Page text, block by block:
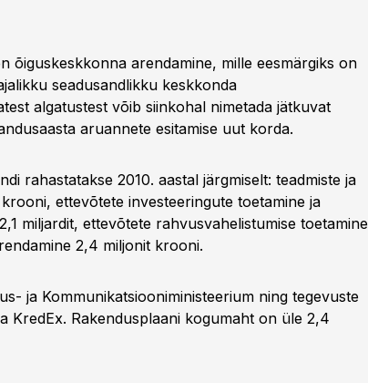
õiguskeskkonna arendamine, mille eesmärgiks on
seadusandlikku keskkonda
algatustest võib siinkohal nimetada jätkuvat
aruannete esitamise uut korda.
rahastatakse 2010. aastal järgmiselt: teadmiste ja
ettevõtete investeeringute toetamine ja
miljardit, ettevõtete rahvusvahelistumise toetamine
2,4 miljonit krooni.
ja Kommunikatsiooniministeerium ning tegevuste
KredEx. Rakendusplaani kogumaht on üle 2,4